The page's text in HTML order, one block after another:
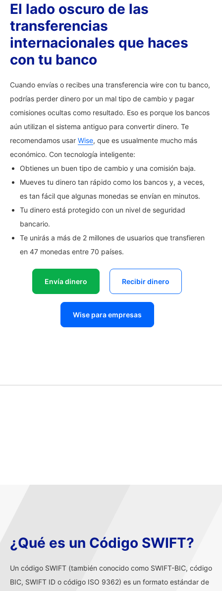
El lado oscuro de las
transferencias
internacionales que haces
con tu banco
Cuando envías o recibes una transferencia wire con tu banco,
podrías perder dinero por un mal tipo de cambio y pagar
comisiones ocultas como resultado. Eso es porque los bancos
aún utilizan el sistema antiguo para convertir dinero. Te
recomendamos usar Wise, que es usualmente mucho más
económico. Con tecnología inteligente:
Obtienes un buen tipo de cambio y una comisión baja.
Mueves tu dinero tan rápido como los bancos y, a veces,
es tan fácil que algunas monedas se envían en minutos.
Tu dinero está protegido con un nivel de seguridad
bancario.
Te unirás a más de 2 millones de usuarios que transfieren
en 47 monedas entre 70 países.
Envía dinero Recibir dinero
Wise para empresas
¿Qué es un Código SWIFT?
Un código SWIFT (también conocido como SWIFT-BIC, código
BIC, SWIFT ID o código ISO 9362) es un formato estándar de